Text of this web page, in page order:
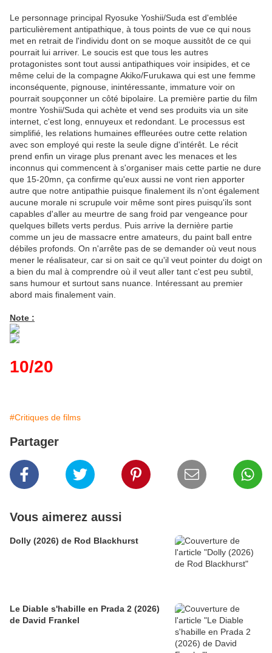
Le personnage principal Ryosuke Yoshii/Suda est d'emblée
particulièrement antipathique, à tous points de vue ce qui nous
met en retrait de l'individu dont on se moque aussitôt de ce qui
pourrait lui arriver. Le soucis est que tous les autres
protagonistes sont tout aussi antipathiques voir insipides, et ce
même celui de la compagne Akiko/Furukawa qui est une femme
inconséquente, pignouse, inintéressante, immature voir on
pourrait soupçonner un côté bipolaire. La première partie du film
montre Yoshii/Suda qui achète et vend ses produits via un site
internet, c'est long, ennuyeux et redondant. Le processus est
simplifié, les relations humaines effleurées outre cette relation
avec son employé qui reste la seule digne d'intérêt. Le récit
prend enfin un virage plus prenant avec les menaces et les
inconnus qui commencent à s'organiser mais cette partie ne dure
que 15-20mn, ça confirme qu'eux aussi ne vont rien apporter
autre que notre antipathie puisque finalement ils n'ont également
aucune morale ni scrupule voir même sont pires puisqu'ils sont
capables d'aller au meurtre de sang froid par vengeance pour
quelques billets verts perdus. Puis arrive la dernière partie
comme un jeu de massacre entre amateurs, du paint ball entre
débiles profonds. On n'arrête pas de se demander où veut nous
mener le réalisateur, car si on sait ce qu'il veut pointer du doigt on
a bien du mal à comprendre où il veut aller tant c'est peu subtil,
sans humour et surtout sans nuance. Intéressant au premier
abord mais finalement vain.
Note :
10/20
#Critiques de films
Partager
Vous aimerez aussi
Dolly (2026) de Rod Blackhurst
Le Diable s'habille en Prada 2 (2026)
de David Frankel